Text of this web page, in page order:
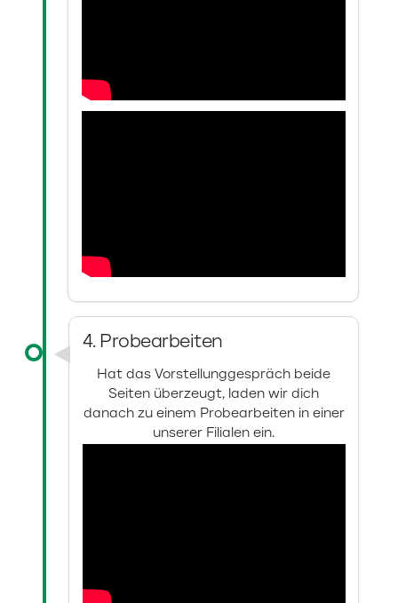
4. Probearbeiten
Hat das Vorstellunggespräch beide
Seiten überzeugt, laden wir dich
danach zu einem Probearbeiten in einer
unserer Filialen ein.